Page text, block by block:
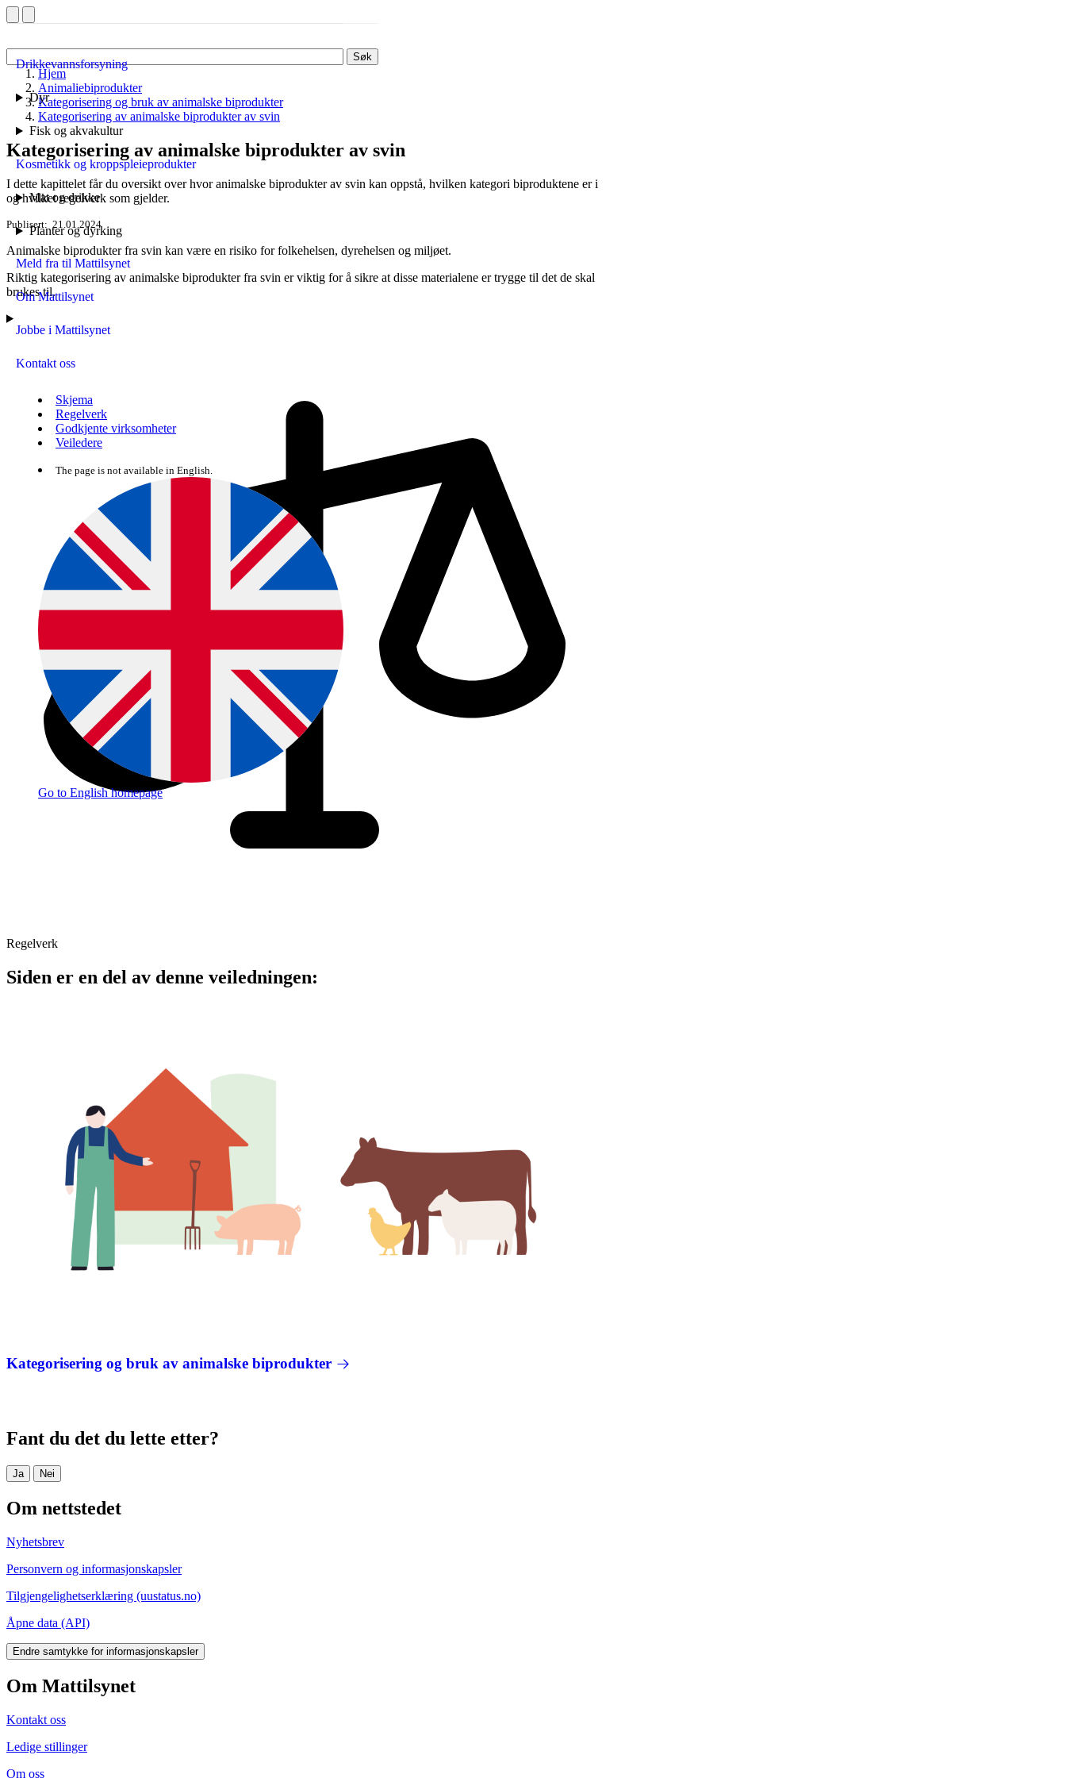
Søk
Drikkevannsforsyning
Dyr
Fisk og akvakultur
Kosmetikk og kroppspleieprodukter
Mat og drikke
Planter og dyrking
Meld fra til Mattilsynet
Om Mattilsynet
Jobbe i Mattilsynet
Kontakt oss
Skjema
Regelverk
Godkjente virksomheter
Veiledere
The page is not available in English.
Go to English homepage
Hjem
Animaliebiprodukter
Kategorisering og bruk av animalske biprodukter
Kategorisering av animalske biprodukter av svin
Kategorisering av animalske biprodukter av svin
I dette kapittelet får du oversikt over hvor animalske biprodukter av svin kan oppstå, hvilken kategori biproduktene er i
og hvilket regelverk som gjelder.
Publisert 21.01.2024
Animalske biprodukter fra svin kan være en risiko for folkehelsen, dyrehelsen og miljøet.
Riktig kategorisering av animalske biprodukter fra svin er viktig for å sikre at disse materialene er trygge til det de skal
brukes til.
Regelverk
Siden er en del av denne veiledningen:
Kategorisering og bruk av animalske biprodukter
Fant du det du lette etter?
Ja Nei
Om nettstedet
Nyhetsbrev
Personvern og informasjonskapsler
Tilgjengelighetserklæring (uustatus.no)
Åpne data (API)
Endre samtykke for informasjonskapsler
Om Mattilsynet
Kontakt oss
Ledige stillinger
Om oss